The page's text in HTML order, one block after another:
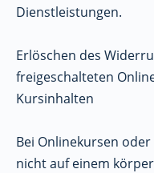
Dienstleistungen.
Erlöschen des
freigeschalteten
Kursinhalten
Bei Onlinekursen
nicht auf einem